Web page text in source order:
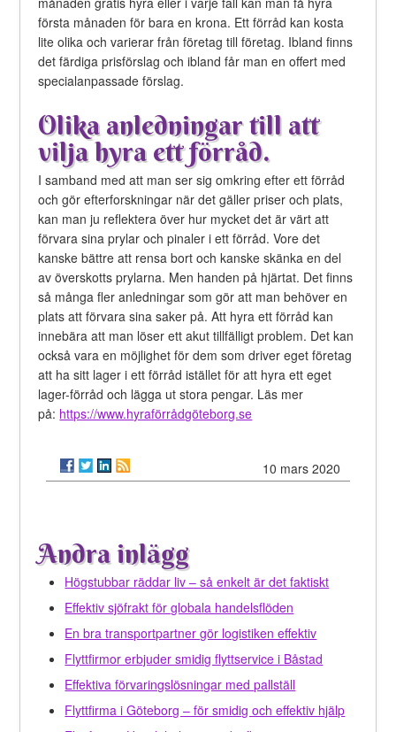
första månaden för bara en krona. Ett förråd kan kosta
lite olika och varierar från företag till företag. Ibland finns
det färdiga prisförslag och ibland får man en offert med
specialanpassade förslag.
Olika anledningar till att
vilja hyra ett förråd.
I samband med att man ser sig omkring efter ett förråd
och gör efterforskningar när det gäller priser och plats,
kan man ju reflektera över hur mycket det är värt att
förvara sina prylar och pinaler i ett förråd. Vore det
kanske bättre att rensa bort och kanske skänka en del
av överskotts prylarna. Men handen på hjärtat. Det finns
så många fler anledningar som gör att man behöver en
plats att förvara sina saker på. Att hyra ett förråd kan
innebära att man löser ett akut tillfälligt problem. Det kan
också vara en möjlighet för dem som driver eget företag
att ha sitt lager i ett förråd istället för att hyra ett eget
lager-förråd och lägga ut stora pengar. Läs mer
på: https://www.hyraförrådgöteborg.se
10 mars 2020
Andra inlägg
Högstubbar räddar liv – så enkelt är det faktiskt
Effektiv sjöfrakt för globala handelsflöden
En bra transportpartner gör logistiken effektiv
Flyttfirmor erbjuder smidig flyttservice i Båstad
Effektiva förvaringslösningar med pallställ
Flyttfirma i Göteborg – för smidig och effektiv hjälp